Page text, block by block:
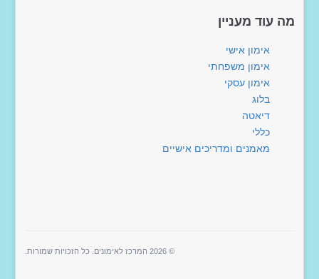
מה עוד מעניין
אימון אישי
אימון משפחתי
אימון עסקי
בלוג
דיאטה
כללי
מאמנים ומדריכים אישיים
© 2026 המרכז לאימונים. כל הזכויות שמורות.